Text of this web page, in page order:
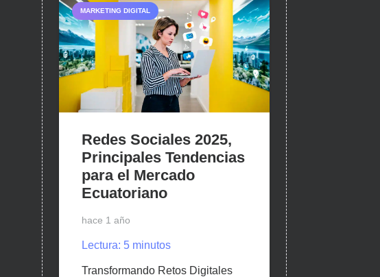
MARKETING DIGITAL
Redes Sociales 2025,
Principales Tendencias
para el Mercado
Ecuatoriano
hace 1 año
Lectura: 5 minutos
Transformando Retos Digitales